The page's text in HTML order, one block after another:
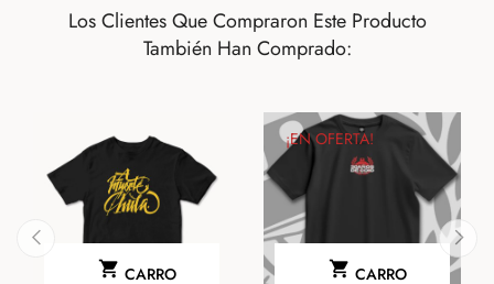
Los Clientes Que Compraron Este Producto
También Han Comprado:
 CARRO
¡EN OFERTA!
 CARRO ›